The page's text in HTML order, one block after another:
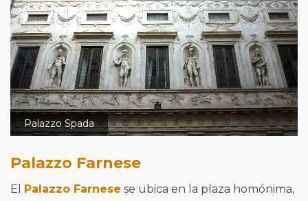
Palazzo Spada
Palazzo Farnese
El Palazzo Farnese se ubica en la plaza homónima,